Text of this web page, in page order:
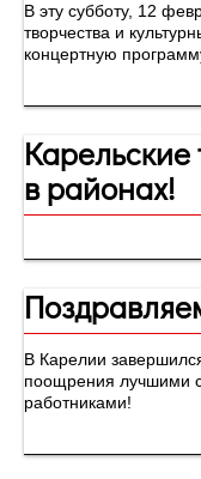
В эту субботу, 12
творчества и
концертную
в районах!
В Карелии
поощрения лучшими
работниками!